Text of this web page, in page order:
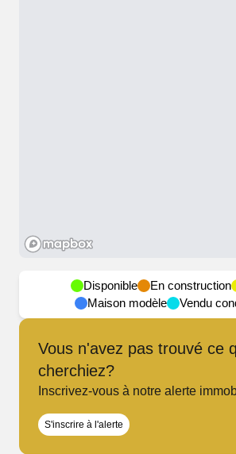
Disponible En construction
Maison modèle
Vendu
Vous n'avez pas trouvé ce
cherchiez?
Inscrivez-vous à notre alerte
S'inscrire à l'alerte